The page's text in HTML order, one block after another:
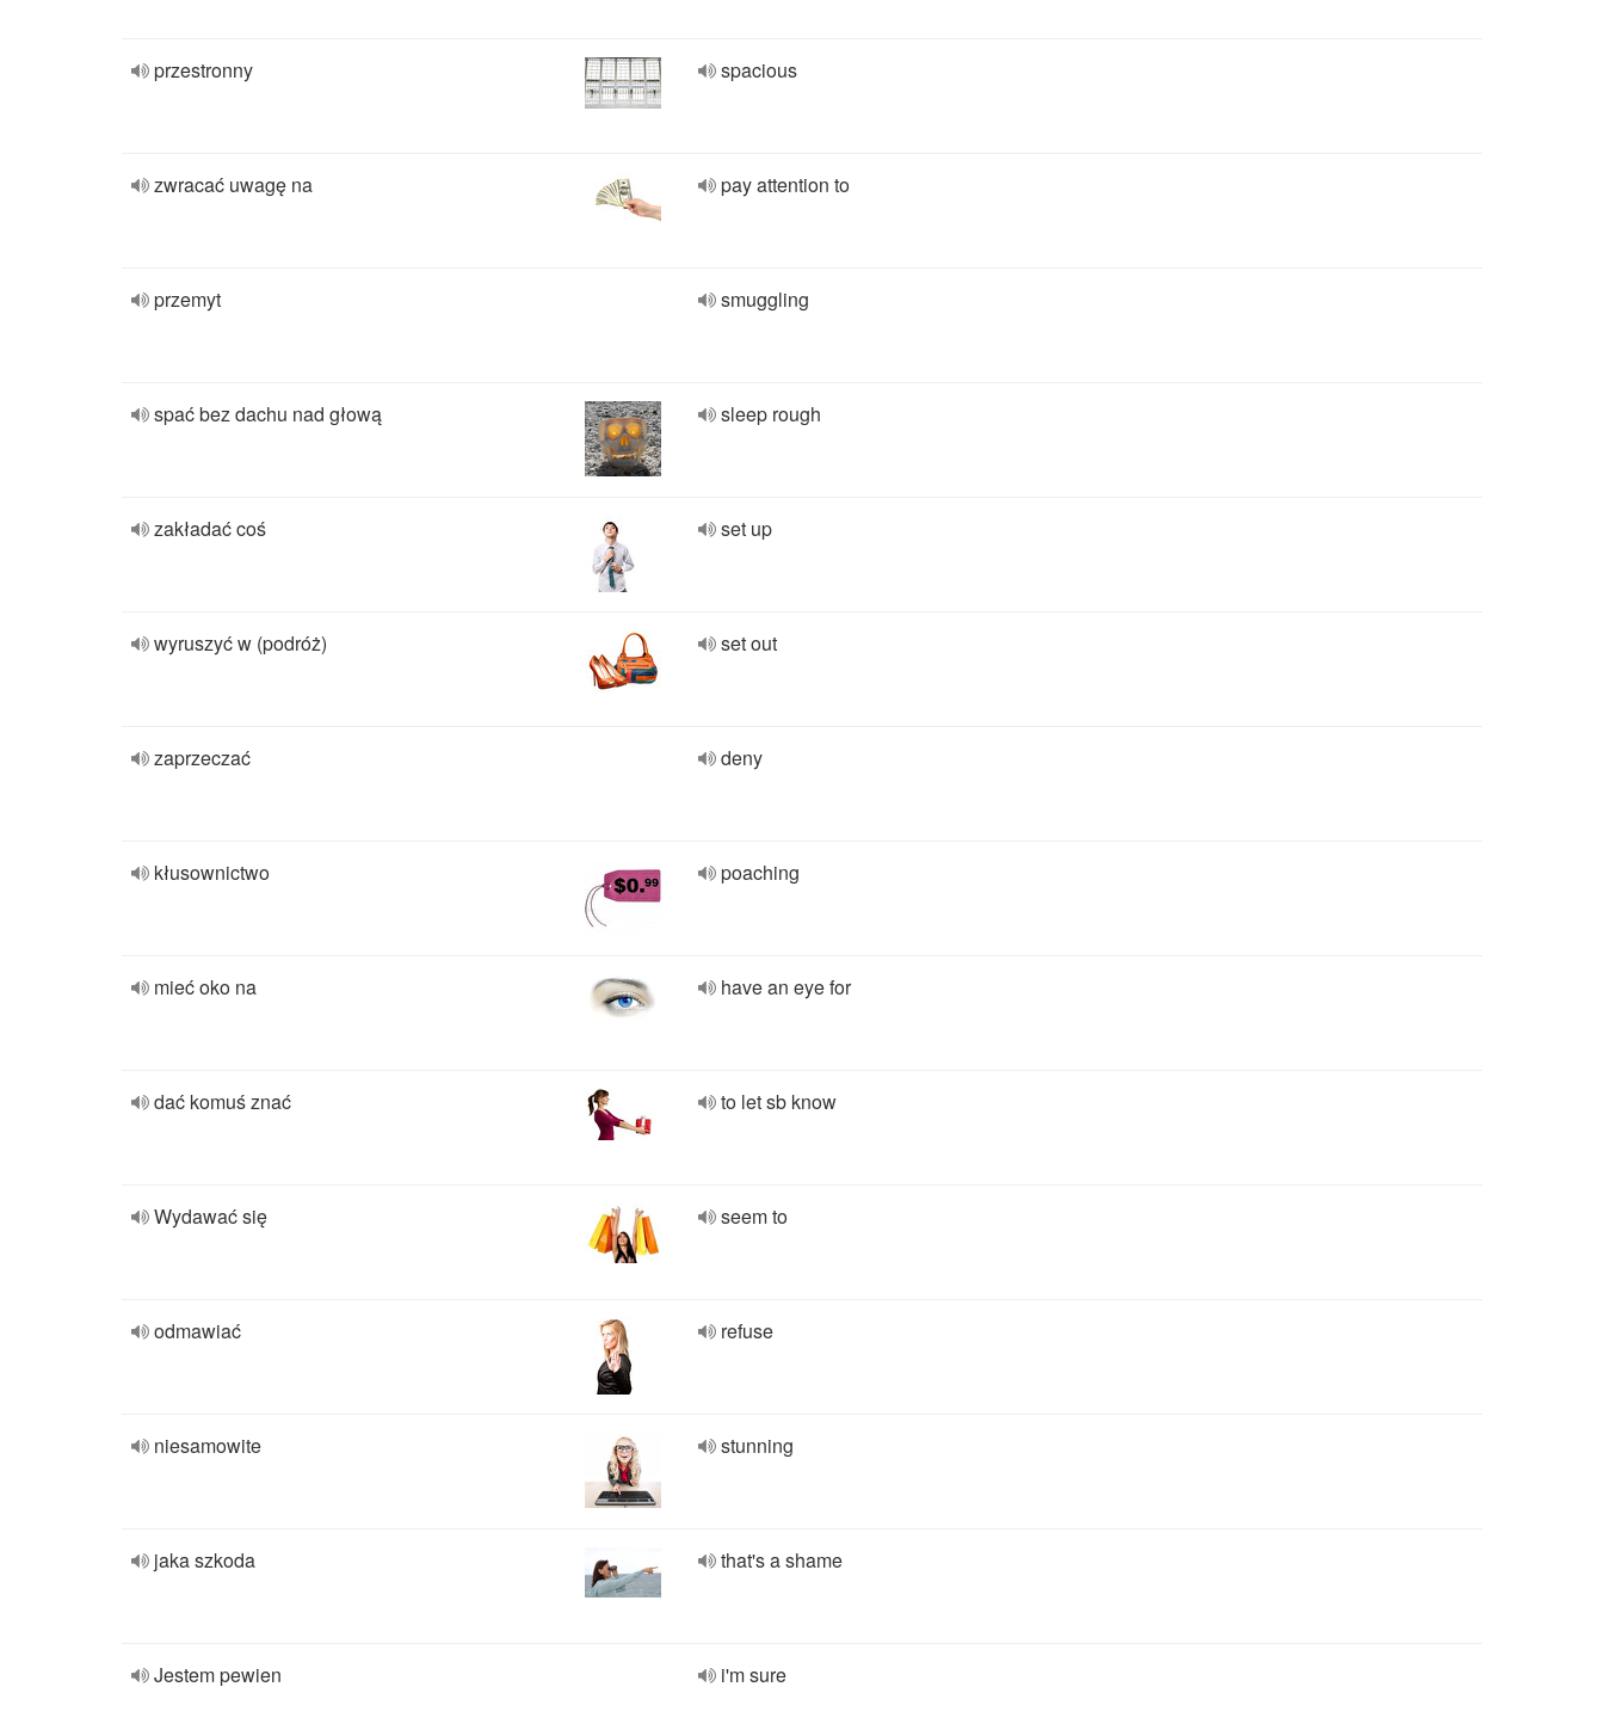
przestronny spacious
zwracać uwagę na pay attention to
przemyt smuggling
spać bez dachu nad głową sleep rough
zakładać coś set up
wyruszyć w (podróż) set out
zaprzeczać deny
kłusownictwo poaching
mieć oko na have an eye for
dać komuś znać to let sb know
Wydawać się seem to
odmawiać refuse
niesamowite stunning
jaka szkoda that's a shame
Jestem pewien i'm sure